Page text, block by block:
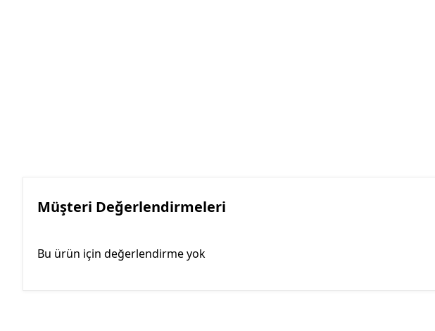
Müşteri Değerlendirmeleri
Bu ürün için değerlendirme yok